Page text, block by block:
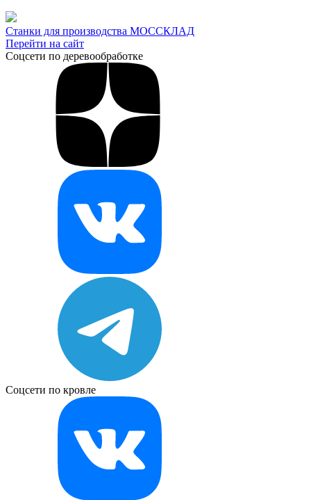
Станки для производства МОССКЛАД
Перейти на сайт
Соцсети по деревообработке
Соцсети по кровле